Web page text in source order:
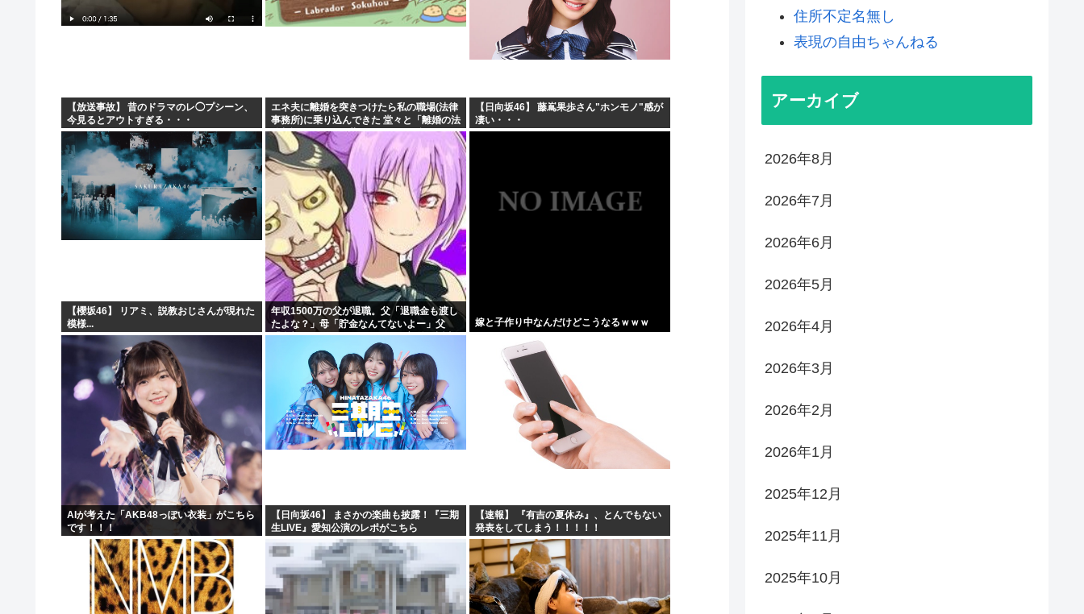
【放送事故】 昔のドラマのレ◯プシーン、
今見るとアウトすぎる・・・
エネ夫に離婚を突きつけたら私の職場(法律
事務所)に乗り込んできた 堂々と「離婚の法
律相談です。母の薦めでこちらに参りまし
た」と言っているが、...
【日向坂46】 藤嶌果歩さん"ホンモノ"感が
凄い・・・
【櫻坂46】 リアミ、説教おじさんが現れた
模様...
年収1500万の父が退職。父「退職金も渡し
たよな？」母「貯金なんてないよー」父
「全部なくなったの！？」→予想外の返事
に家族騒然となり…
嫁と子作り中なんだけどこうなるｗｗｗ
AIが考えた「AKB48っぽい衣装」がこちら
です！！！
【日向坂46】 まさかの楽曲も披露！『三期
生LIVE』愛知公演のレポがこちら
【速報】 『有吉の夏休み』、とんでもない
発表をしてしまう！！！！！
住所不定名無し
表現の自由ちゃんねる
アーカイブ
2026年8月
2026年7月
2026年6月
2026年5月
2026年4月
2026年3月
2026年2月
2026年1月
2025年12月
2025年11月
2025年10月